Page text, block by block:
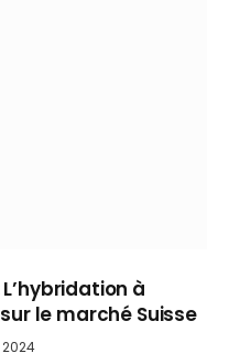
à
le marché Suisse